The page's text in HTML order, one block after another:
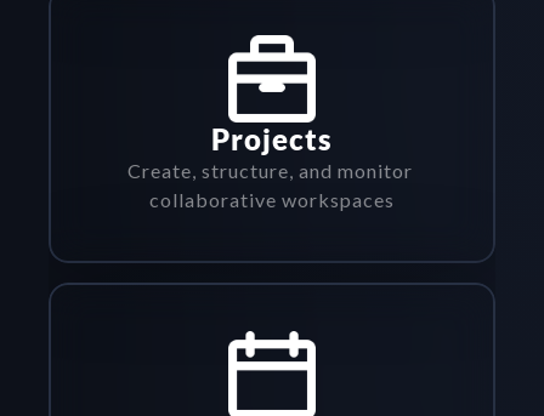
Projects
Create, structure, and monitor
collaborative workspaces